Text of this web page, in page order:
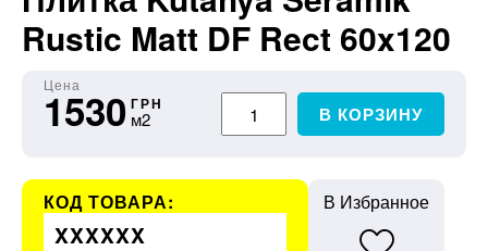
Rustic Matt DF Rect 60x120
Цена
1530 ГРН
м2 В КОРЗИНУ
КОД ТОВАРА:
XXXXXX
В Избранное